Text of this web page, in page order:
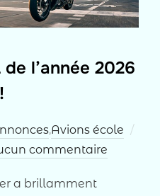
l’année 2026
!
,Avions école
commentaire
a brillamment